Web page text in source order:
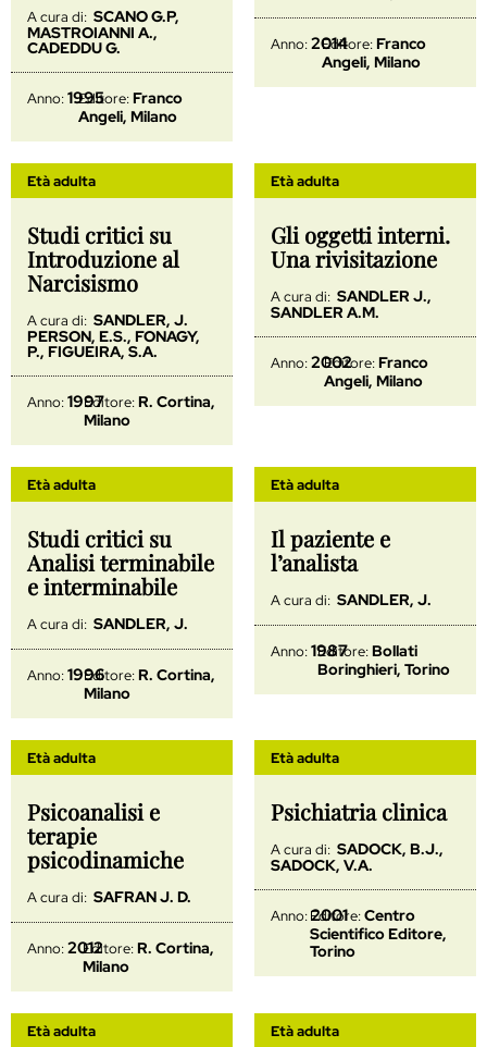
A cura di: SCANO G.P,
MASTROIANNI A.,
CADEDDU G.
Anno:1995
Editore:Franco
Angeli, Milano
Anno:2014
Editore:Franco
Angeli, Milano
Età adulta
Studi critici su
Introduzione al
Narcisismo
A cura di: SANDLER, J.
PERSON, E.S., FONAGY,
P., FIGUEIRA, S.A.
Anno:1997Editore:R. Cortina,
Milano
Età adulta
Gli oggetti interni.
Una rivisitazione
A cura di: SANDLER J.,
SANDLER A.M.
Anno:2002
Editore:Franco
Angeli, Milano
Età adulta
Studi critici su
Analisi terminabile
e interminabile
A cura di: SANDLER, J.
Anno:1996
Editore: R. Cortina,
Milano
Età adulta
Il paziente e
l’analista
A cura di: SANDLER, J.
Anno:1987
Editore:Bollati
Boringhieri, Torino
Età adulta
Psicoanalisi e
terapie
psicodinamiche
A cura di: SAFRAN J. D.
Anno:2012Editore:R. Cortina,
Milano
Età adulta
Psichiatria clinica
A cura di: SADOCK, B.J.,
SADOCK, V.A.
Anno:2001
Editore:Centro
Scientifico Editore,
Torino
Età adulta Età adulta